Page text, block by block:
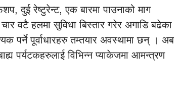
दुई रेष्टुरेन्ट, एक बारमा पाउनाको माग
वटै हलमा सुविधा बिस्तार गरेर अगाडि बढेका
पूर्वाधारहरु तम्तयार अवस्थामा छन् । अब
पर्यटकहरुलाई विभिन्न प्याकेजमा आमन्त्रण